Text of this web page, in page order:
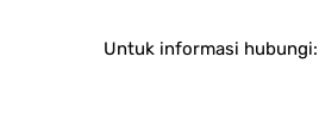
Untuk informasi hubungi: